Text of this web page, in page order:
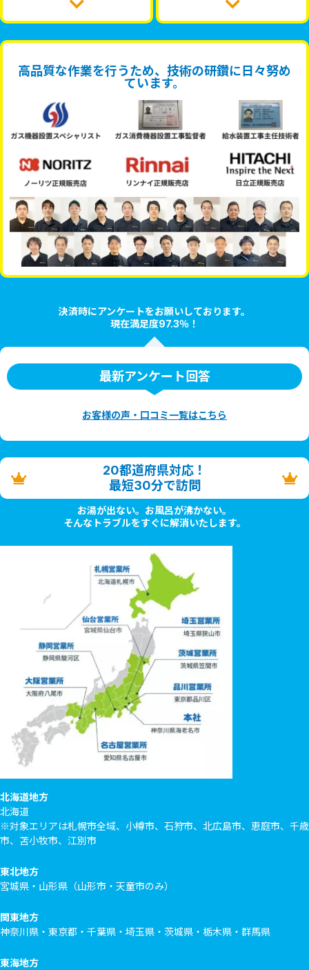
高品質な作業を行うため、技術の研鑽に日々努め
ています。
決済時にアンケートをお願いしております。
現在満足度97.3％！
最新アンケート回答
お客様の声・口コミ一覧はこちら
20都道府県対応！
最短30分で訪問
お湯が出ない。お風呂が沸かない。
そんなトラブルをすぐに解消いたします。
北海道地方
北海道
※対象エリアは札幌市全域、小樽市、石狩市、北広島市、恵庭市、千歳
市、苫小牧市、江別市
東北地方
宮城県・山形県（山形市・天童市のみ）
関東地方
神奈川県・東京都・千葉県・埼玉県・茨城県・栃木県・群馬県
東海地方